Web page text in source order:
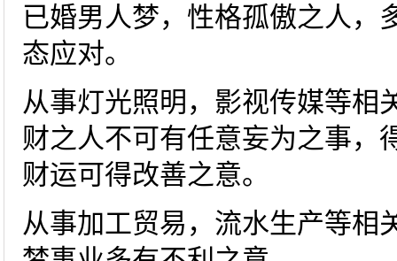
已婚男人梦，性格孤傲之人，
态应对。
从事灯光照明，影视传媒等相
财之人不可有任意妄为之事，
财运可得改善之意。
从事加工贸易，流水生产等相